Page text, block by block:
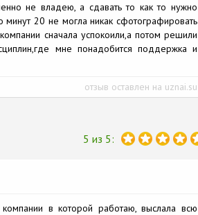
не владею, а сдавать то как то нужно
20 не могла никак сфотографировать
сначала успокоили,а потом решили
мне понадобится поддержка и
отзыв оставлен на uznai.su
5 из 5:
в которой работаю, выслала всю